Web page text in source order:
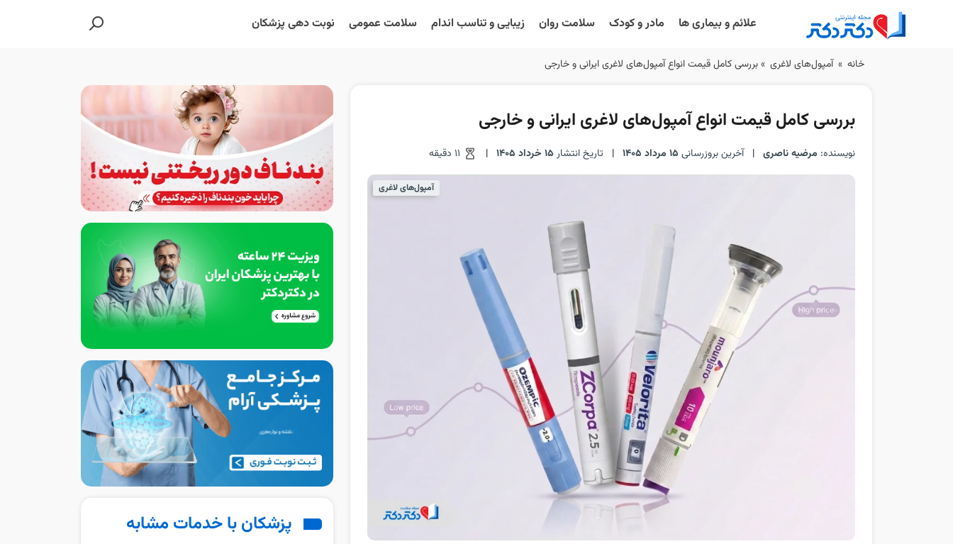
علائم و بیماری ها مادر و کودک سلامت روان زیبایی و تناسب اندام سلامت عمومی نوبت دهی پزشکان
خانه » آمپول‌های لاغری »بررسی کامل قیمت انواع آمپول‌های لاغری ایرانی و خارجی
بررسی کامل قیمت انواع آمپول‌های لاغری ایرانی و خارجی
نویسنده: مرضیه ناصری | آخرین بروزرسانی 15 مرداد 1405 | تاریخ انتشار 15 خرداد 1405 |
آمپول‌های لاغری
پزشکان با خدمات مشابه